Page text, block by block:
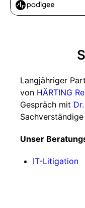
Langjähriger
von HÄRTING
Gespräch mit
Unser
IT-Litigation